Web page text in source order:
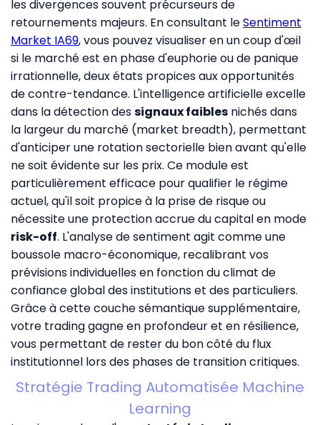
les divergences souvent précurseurs de
retournements majeurs. En consultant leSentiment
Market IA69, vous pouvez visualiser en un coup d'œil
si le marché est en phase d'euphorie ou de panique
irrationnelle, deux états propices aux opportunités
de contre-tendance. L'intelligence artificielle excelle
dans la détection dessignaux faibles nichés dans
la largeur du marché (market breadth), permettant
d'anticiper une rotation sectorielle bien avant qu'elle
ne soit évidente sur les prix. Ce module est
particulièrement efficace pour qualifier le régime
actuel, qu'il soit propice à la prise de risque ou
nécessite une protection accrue du capital en mode
risk-off. L'analyse de sentiment agit comme une
boussole macro-économique, recalibrant vos
prévisions individuelles en fonction du climat de
confiance global des institutions et des particuliers.
Grâce à cette couche sémantique supplémentaire,
votre trading gagne en profondeur et en résilience,
vous permettant de rester du bon côté du flux
institutionnel lors des phases de transition critiques.
Stratégie Trading Automatisée Machine
Learning